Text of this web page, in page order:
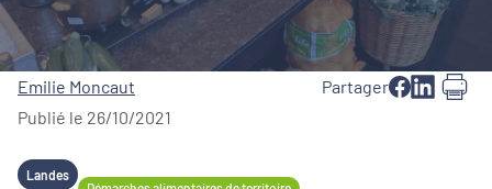
Emilie Moncaut
Publié le 26/10/2021
Partager
Landes